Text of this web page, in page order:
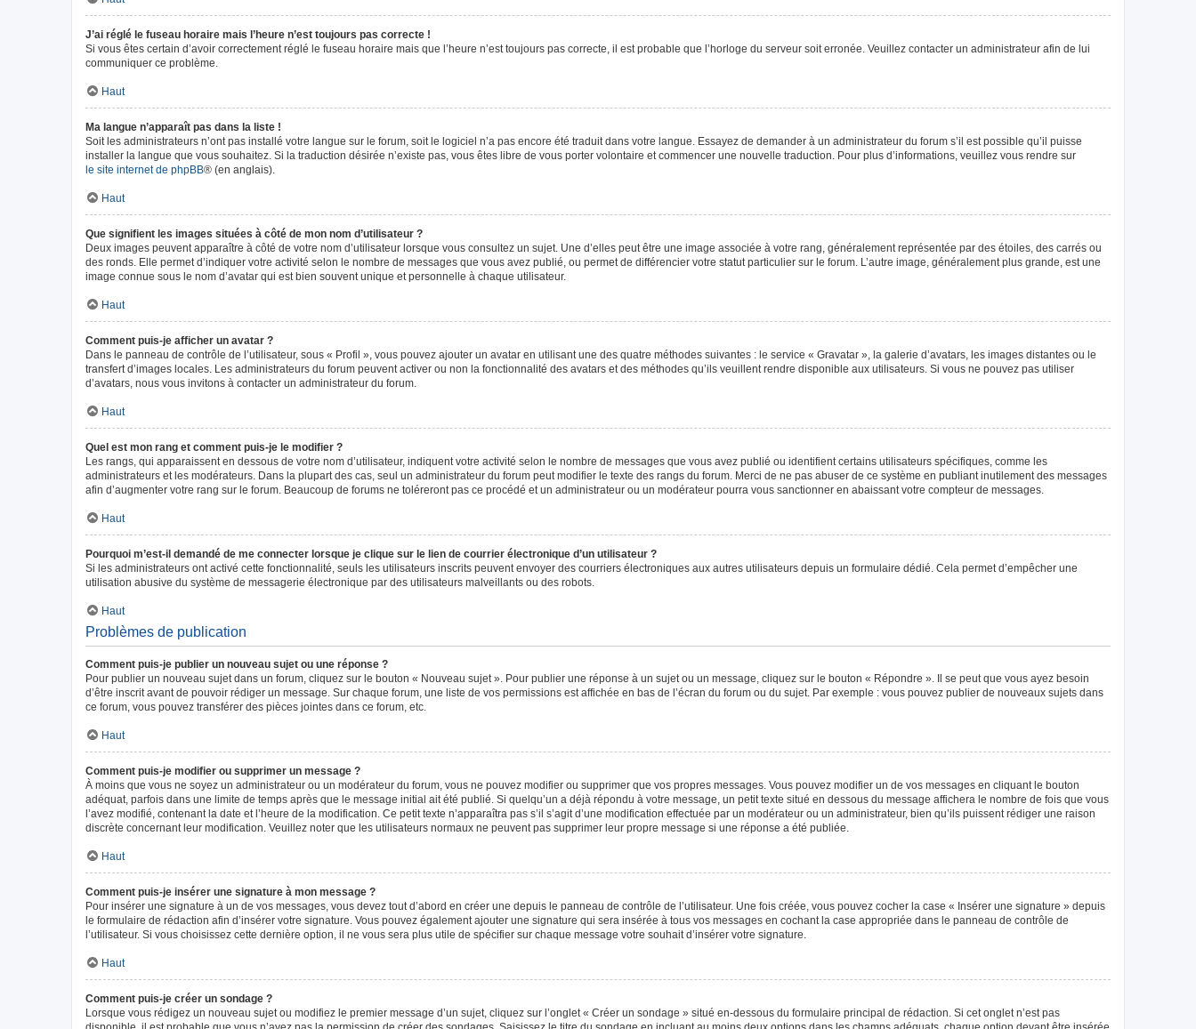
J’ai réglé le fuseau horaire mais l’heure n’est toujours pas correcte !
Si vous êtes certain d’avoir correctement réglé le fuseau horaire mais que l’heure n’est toujours pas correcte, il est probable que l’horloge du serveur soit erronée. Veuillez contacter un administrateur afin de lui
communiquer ce problème.
Haut
Ma langue n’apparaît pas dans la liste !
Soit les administrateurs n’ont pas installé votre langue sur le forum, soit le logiciel n’a pas encore été traduit dans votre langue. Essayez de demander à un administrateur du forum s’il est possible qu’il puisse
installer la langue que vous souhaitez. Si la traduction désirée n’existe pas, vous êtes libre de vous porter volontaire et commencer une nouvelle traduction. Pour plus d’informations, veuillez vous rendre sur
le site internet de phpBB® (en anglais).
Haut
Que signifient les images situées à côté de mon nom d’utilisateur ?
Deux images peuvent apparaître à côté de votre nom d’utilisateur lorsque vous consultez un sujet. Une d’elles peut être une image associée à votre rang, généralement représentée par des étoiles, des carrés ou
des ronds. Elle permet d’indiquer votre activité selon le nombre de messages que vous avez publié, ou permet de différencier votre statut particulier sur le forum. L’autre image, généralement plus grande, est une
image connue sous le nom d’avatar qui est bien souvent unique et personnelle à chaque utilisateur.
Haut
Comment puis-je afficher un avatar ?
Dans le panneau de contrôle de l’utilisateur, sous « Profil », vous pouvez ajouter un avatar en utilisant une des quatre méthodes suivantes : le service « Gravatar », la galerie d’avatars, les images distantes ou le
transfert d’images locales. Les administrateurs du forum peuvent activer ou non la fonctionnalité des avatars et des méthodes qu’ils veuillent rendre disponible aux utilisateurs. Si vous ne pouvez pas utiliser
d’avatars, nous vous invitons à contacter un administrateur du forum.
Haut
Quel est mon rang et comment puis-je le modifier ?
Les rangs, qui apparaissent en dessous de votre nom d’utilisateur, indiquent votre activité selon le nombre de messages que vous avez publié ou identifient certains utilisateurs spécifiques, comme les
administrateurs et les modérateurs. Dans la plupart des cas, seul un administrateur du forum peut modifier le texte des rangs du forum. Merci de ne pas abuser de ce système en publiant inutilement des messages
afin d’augmenter votre rang sur le forum. Beaucoup de forums ne toléreront pas ce procédé et un administrateur ou un modérateur pourra vous sanctionner en abaissant votre compteur de messages.
Haut
Pourquoi m’est-il demandé de me connecter lorsque je clique sur le lien de courrier électronique d’un utilisateur ?
Si les administrateurs ont activé cette fonctionnalité, seuls les utilisateurs inscrits peuvent envoyer des courriers électroniques aux autres utilisateurs depuis un formulaire dédié. Cela permet d’empêcher une
utilisation abusive du système de messagerie électronique par des utilisateurs malveillants ou des robots.
Haut
Problèmes de publication
Comment puis-je publier un nouveau sujet ou une réponse ?
Pour publier un nouveau sujet dans un forum, cliquez sur le bouton « Nouveau sujet ». Pour publier une réponse à un sujet ou un message, cliquez sur le bouton « Répondre ». Il se peut que vous ayez besoin
d’être inscrit avant de pouvoir rédiger un message. Sur chaque forum, une liste de vos permissions est affichée en bas de l’écran du forum ou du sujet. Par exemple : vous pouvez publier de nouveaux sujets dans
ce forum, vous pouvez transférer des pièces jointes dans ce forum, etc.
Haut
Comment puis-je modifier ou supprimer un message ?
À moins que vous ne soyez un administrateur ou un modérateur du forum, vous ne pouvez modifier ou supprimer que vos propres messages. Vous pouvez modifier un de vos messages en cliquant le bouton
adéquat, parfois dans une limite de temps après que le message initial ait été publié. Si quelqu’un a déjà répondu à votre message, un petit texte situé en dessous du message affichera le nombre de fois que vous
l’avez modifié, contenant la date et l’heure de la modification. Ce petit texte n’apparaîtra pas s’il s’agit d’une modification effectuée par un modérateur ou un administrateur, bien qu’ils puissent rédiger une raison
discrète concernant leur modification. Veuillez noter que les utilisateurs normaux ne peuvent pas supprimer leur propre message si une réponse a été publiée.
Haut
Comment puis-je insérer une signature à mon message ?
Pour insérer une signature à un de vos messages, vous devez tout d’abord en créer une depuis le panneau de contrôle de l’utilisateur. Une fois créée, vous pouvez cocher la case « Insérer une signature » depuis
le formulaire de rédaction afin d’insérer votre signature. Vous pouvez également ajouter une signature qui sera insérée à tous vos messages en cochant la case appropriée dans le panneau de contrôle de
l’utilisateur. Si vous choisissez cette dernière option, il ne vous sera plus utile de spécifier sur chaque message votre souhait d’insérer votre signature.
Haut
Comment puis-je créer un sondage ?
Lorsque vous rédigez un nouveau sujet ou modifiez le premier message d’un sujet, cliquez sur l’onglet « Créer un sondage » situé en-dessous du formulaire principal de rédaction. Si cet onglet n’est pas